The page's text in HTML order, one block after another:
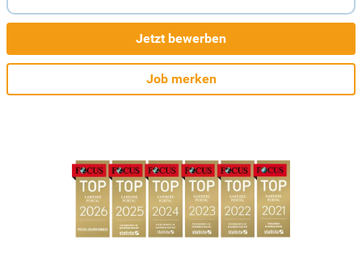
Jetzt bewerben
Job merken